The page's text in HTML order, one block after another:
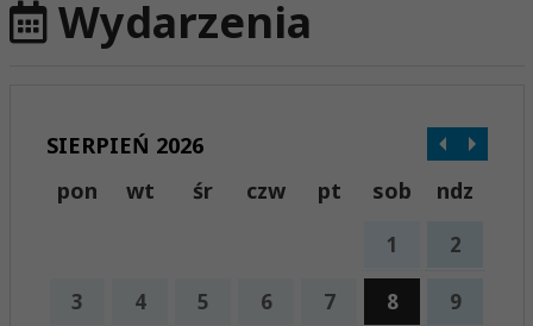
Wydarzenia
SIERPIEŃ 2026
pon
wt śr czw pt sob ndz
1 2
3 4 5 6 7 8 9